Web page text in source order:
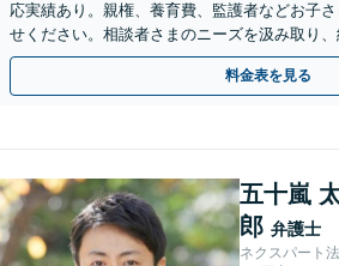
応実績あり。親権、養育費、監護者などお子
せください。相談者さまのニーズを汲み取り
を目指します【Web面談可】【初回相談無料】
料金表を見る
五十嵐
郎 弁護士
ネクスパート